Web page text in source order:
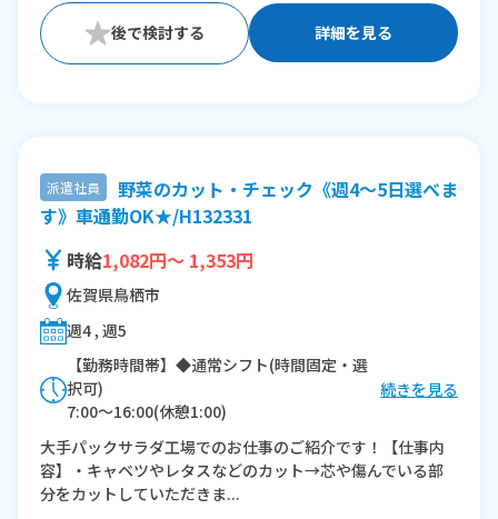
詳細を見る
派遣社員
野菜のカット・チェック《週4～5日選べま
す》車通勤OK★/H132331
時給1,082円～ 1,353円
佐賀県鳥栖市
週4 , 週5
【勤務時間帯】◆通常シフト(時間固定・選
択可)
7:00〜16:00(休憩1:00)
21:00〜翌6:00(休憩1:00)
※残業：10〜20時間程度/月
続きを見る
大手パックサラダ工場でのお仕事のご紹介です！【仕事内
容】・キャベツやレタスなどのカット→芯や傷んでいる部
分をカットしていただきま...